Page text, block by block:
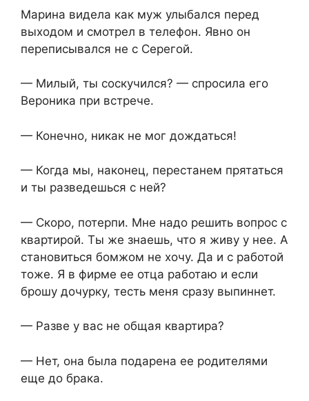
Марина видела как муж улыбался перед
выходом и смотрел в телефон. Явно он
переписывался не с Серегой.
— Милый, ты соскучился? — спросила его
Вероника при встрече.
— Конечно, никак не мог дождаться!
— Когда мы, наконец, перестанем прятаться
и ты разведешься с ней?
— Скоро, потерпи. Мне надо решить вопрос с
квартирой. Ты же знаешь, что я живу у нее. А
становиться бомжом не хочу. Да и с работой
тоже. Я в фирме ее отца работаю и если
брошу дочурку, тесть меня сразу выпиннет.
— Разве у вас не общая квартира?
— Нет, она была подарена ее родителями
еще до брака.